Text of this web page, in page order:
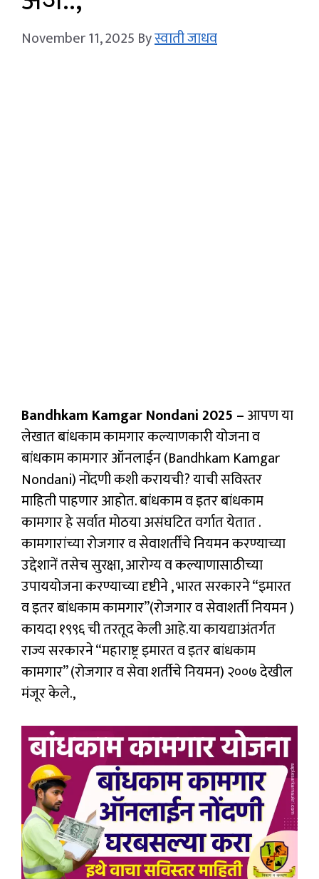
November 11, 2025 Byस्वाती जाधव
Bandhkam Kamgar Nondani 2025 –आपण या
लेखात बांधकाम कामगार कल्याणकारी योजना व
बांधकाम कामगार ऑनलाईन (Bandhkam Kamgar
Nondani) नोंदणी कशी करायची? याची सविस्तर
माहिती पाहणार आहोत. बांधकाम व इतर बांधकाम
कामगार हे सर्वात मोठया असंघटित वर्गात येतात .
कामगारांच्या रोजगार व सेवाशर्तींचे नियमन करण्याच्या
उद्देशानें तसेच सुरक्षा, आरोग्य व कल्याणासाठीच्या
उपाययोजना करण्याच्या दृष्टीने , भारत सरकारने “इमारत
व इतर बांधकाम कामगार”(रोजगार व सेवाशर्ती नियमन )
कायदा १९९६ ची तरतूद केली आहे.या कायद्याअंतर्गत
राज्य सरकारने “महाराष्ट्र इमारत व इतर बांधकाम
कामगार” (रोजगार व सेवा शर्तीचे नियमन) २००७ देखील
मंजूर केले.,